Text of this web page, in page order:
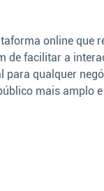
online que
de facilitar a
para qualquer
mais amplo e